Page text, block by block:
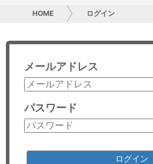
グループ概要
採用情報
お問い合わせ
コンサルティング
リサーチ
HOME ログイン
メールアドレス
パスワード
ログイン